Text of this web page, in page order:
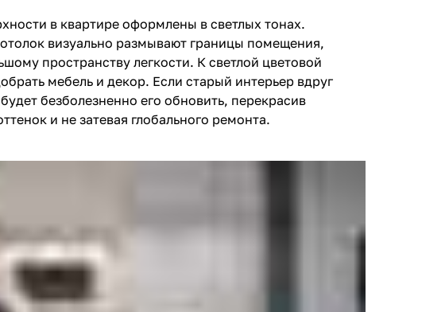
в квартире оформлены в светлых тонах.
визуально размывают границы помещения,
пространству легкости. К светлой цветовой
мебель и декор. Если старый интерьер вдруг
безболезненно его обновить, перекрасив
и не затевая глобального ремонта.